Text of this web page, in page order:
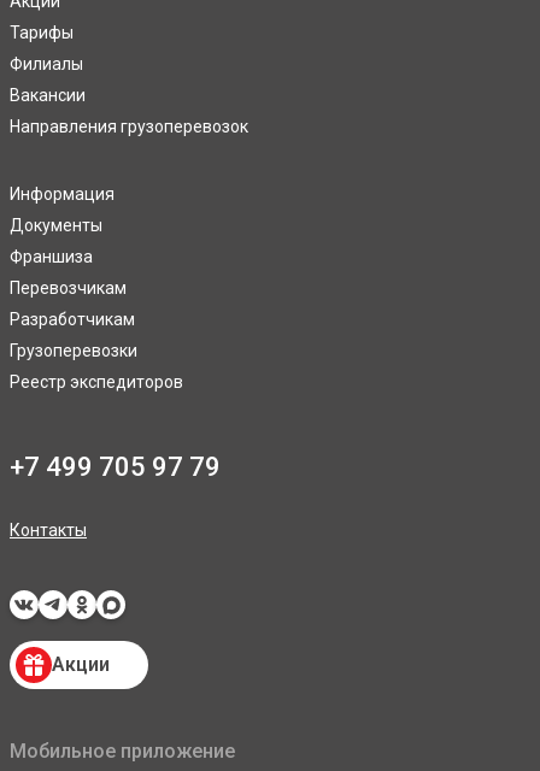
Тарифы
Филиалы
Вакансии
Направления грузоперевозок
Информация
Документы
Франшиза
Перевозчикам
Разработчикам
Грузоперевозки
Реестр экспедиторов
+7 499 705 97 79
Контакты
Акции
Мобильное приложение